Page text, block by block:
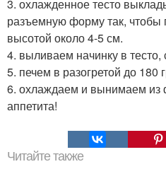
3. охлажденное тесто
разъемную форму так, чтобы
высотой около 4-5 см.
4. выливаем начинку в
5. печем в разогретой до 180
6. охлаждаем и вынимаем
аппетита!
Читайте также